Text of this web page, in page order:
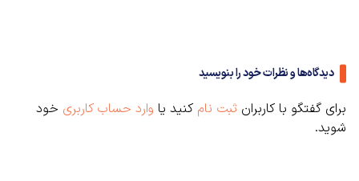
دیدگاه‌ها و نظرات خود را بنویسید
برای گفتگو با کاربران ثبت نام کنید یا وارد حساب کاربری خود
شوید.